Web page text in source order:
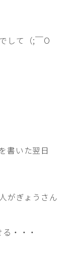
して（;￣O
書いた翌日
がぎょうさん
・・・